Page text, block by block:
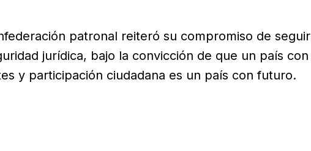
patronal reiteró su compromiso de seguir
jurídica, bajo la convicción de que un país con
y participación ciudadana es un país con futuro.